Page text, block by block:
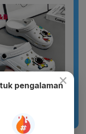
unisex trendi,
×
pengalaman